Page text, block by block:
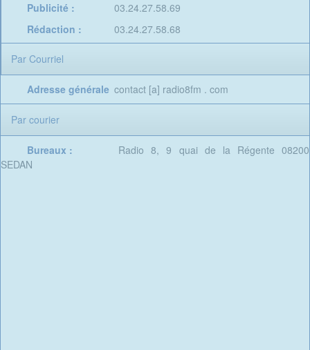
Publicité :
03.24.27.58.69
Rédaction :
03.24.27.58.68
Par Courriel
Adresse générale contact [a] radio8fm . com
Par courier
Bureaux :
Radio 8, 9 quai de la Régente 08200
SEDAN